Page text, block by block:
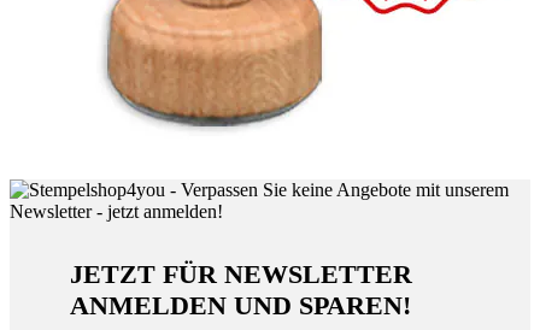
JETZT FÜR NEWSLETTER
ANMELDEN UND SPAREN!